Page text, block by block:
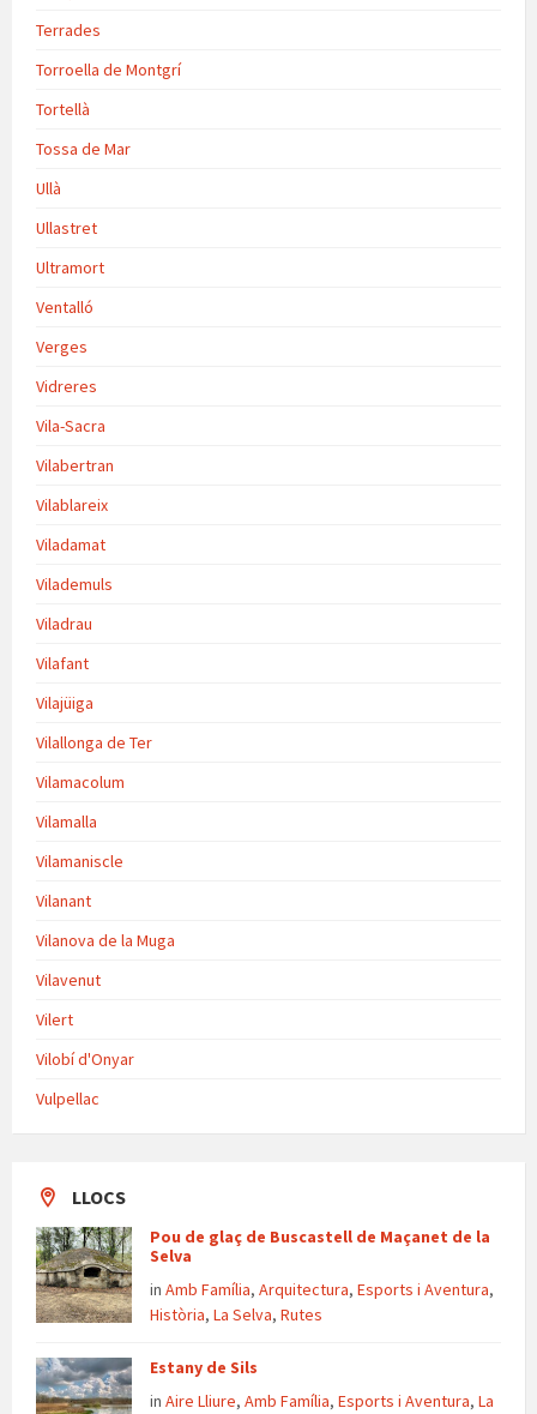
Terrades
Torroella de Montgrí
Tortellà
Tossa de Mar
Ullà
Ullastret
Ultramort
Ventalló
Verges
Vidreres
Vila-Sacra
Vilabertran
Vilablareix
Viladamat
Vilademuls
Viladrau
Vilafant
Vilajüiga
Vilallonga de Ter
Vilamacolum
Vilamalla
Vilamaniscle
Vilanant
Vilanova de la Muga
Vilavenut
Vilert
Vilobí d'Onyar
Vulpellac
LLOCS
Pou de glaç de Buscastell de Maçanet de la
Selva
in Amb Família, Arquitectura, Esports i Aventura,
Història, La Selva, Rutes
Estany de Sils
in Aire Lliure, Amb Família, Esports i Aventura, La